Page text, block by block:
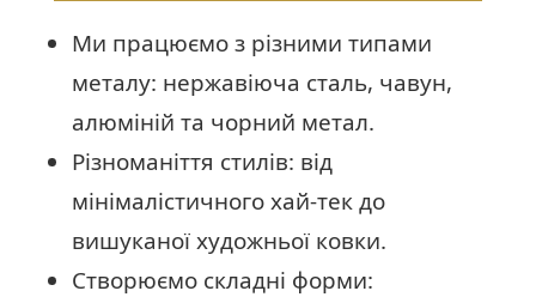
Ми працюємо з різними типами
металу: нержавіюча сталь, чавун,
алюміній та чорний метал.
Різноманіття стилів: від
мінімалістичного хай-тек до
вишуканої художньої ковки.
Створюємо складні форми: